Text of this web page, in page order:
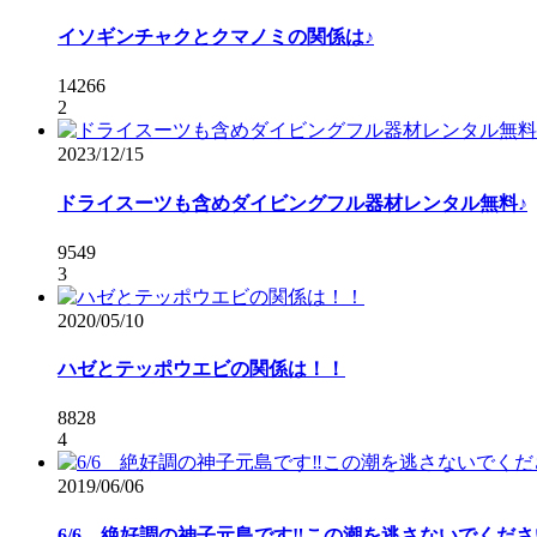
イソギンチャクとクマノミの関係は♪
14266
2
2023/12/15
ドライスーツも含めダイビングフル器材レンタル無料♪
9549
3
2020/05/10
ハゼとテッポウエビの関係は！！
8828
4
2019/06/06